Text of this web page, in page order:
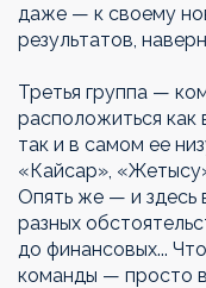
даже — к своему
результатов,
Третья группа —
расположиться как
так и в самом ее
«Кайсар»,
Опять же — и здесь
разных
до финансовых...
команды — просто